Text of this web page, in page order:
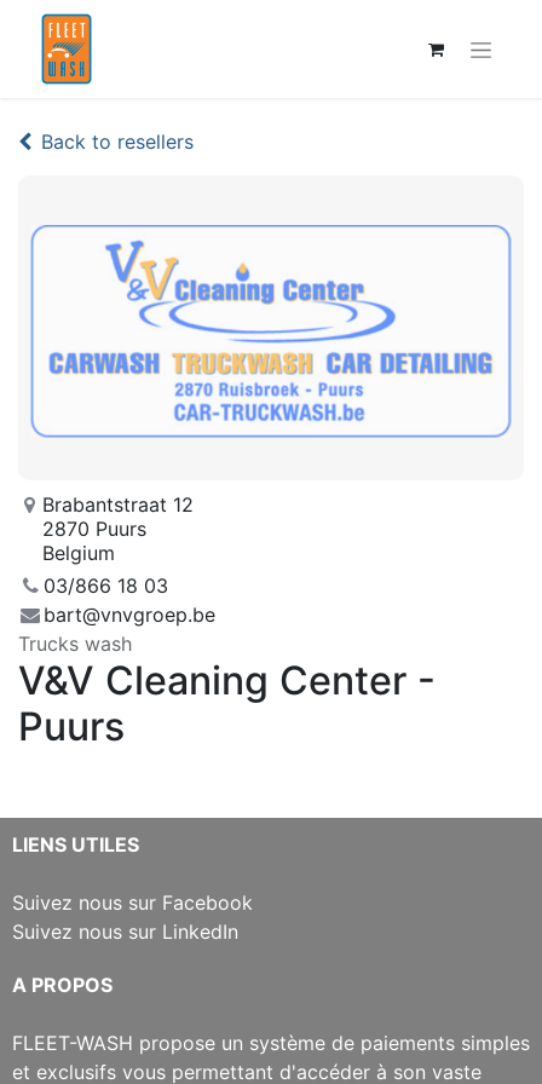
Back to resellers
Brabantstraat 12
2870 Puurs
Belgium
03/866 18 03
bart@vnvgroep.be
Trucks wash
V&V Cleaning Center -
Puurs
​LIENS UTILES
Suivez nous sur Facebook
Suivez nous sur LinkedIn
​A PROPOS
​FLEET-WASH propose un système de paiements simples
et exclusifs vous permettant d'accéder à son vaste